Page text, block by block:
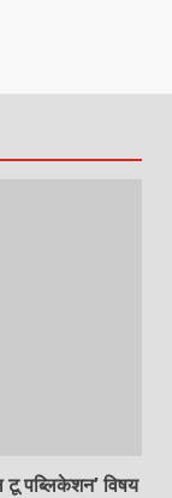
टू पब्लिकेशन’ विषय